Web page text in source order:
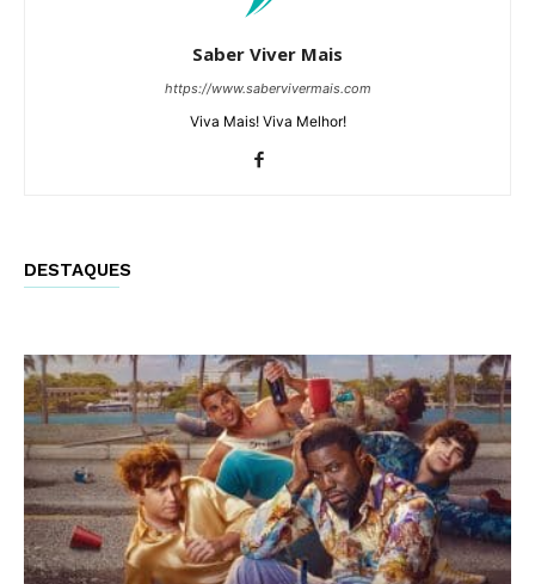
Saber Viver Mais
https://www.sabervivermais.com
Viva Mais! Viva Melhor!
DESTAQUES